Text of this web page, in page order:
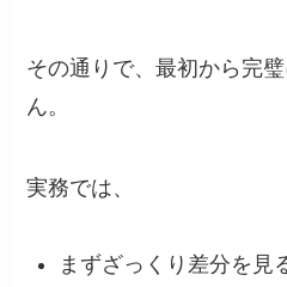
その通りで、最初から完
ん。
実務では、
まずざっくり差分を見